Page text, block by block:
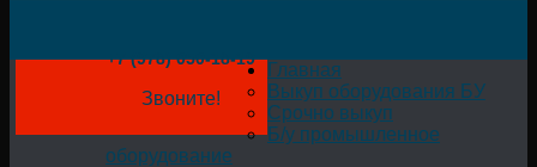
+7 (978) 050-18-19
Звоните!
Главная
Выкуп оборудования БУ
Срочно выкуп
Б/у промышленное
оборудование